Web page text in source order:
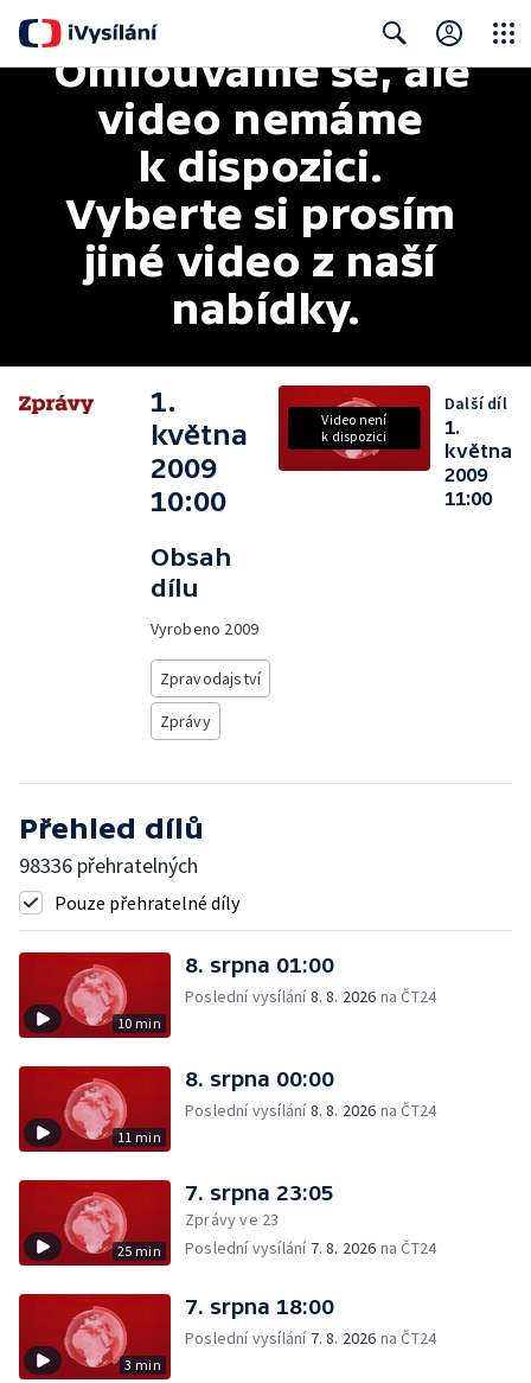
Search
Omlouváme se, ale
video nemáme
k dispozici.
Vyberte si prosím
jiné video z naší
nabídky.
1.
května
2009
10:00
Obsah
dílu
Vyrobeno 2009
Zpravodajství
Zprávy
Video není
k dispozici
Další díl
1.
května
2009
11:00
Přehled dílů
98336 přehratelných
Pouze přehratelné díly
10 min
8. srpna 01:00
Poslední vysílání8. 8. 2026 na ČT24
11 min
8. srpna 00:00
Poslední vysílání8. 8. 2026 na ČT24
25 min
7. srpna 23:05
Zprávy ve 23
Poslední vysílání 7. 8. 2026 na ČT24
3 min
7. srpna 18:00
Poslední vysílání 7. 8. 2026 na ČT24